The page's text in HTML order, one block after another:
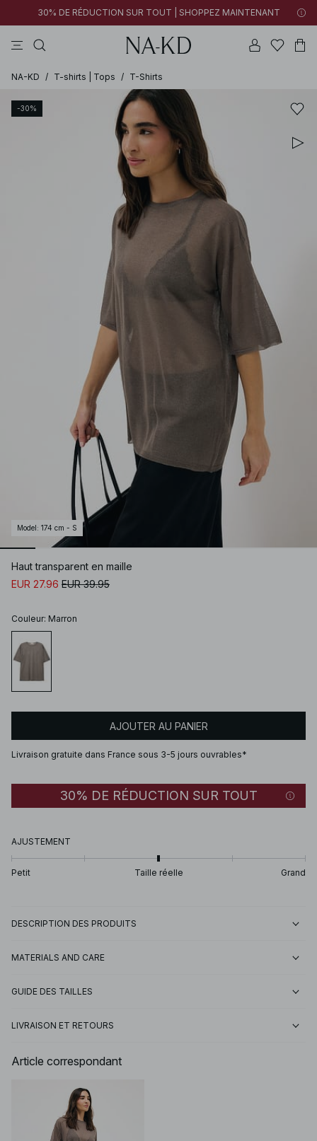
30% DE RÉDUCTION SUR TOUT | SHOPPEZ MAINTENANT
NA-KD / T-shirts | Tops / T-Shirts
-30%
Model : 174 cm - S
Haut transparent en maille
EUR 27.96 EUR 39.95
Couleur: Marron
AJOUTER AU PANIER
Livraison gratuite dans France sous 3-5 jours ouvrables*
30% DE RÉDUCTION SUR TOUT
AJUSTEMENT
Petit Taille réelle Grand
DESCRIPTION DES PRODUITS
MATERIALS AND CARE
GUIDE DES TAILLES
LIVRAISON ET RETOURS
Article correspondant